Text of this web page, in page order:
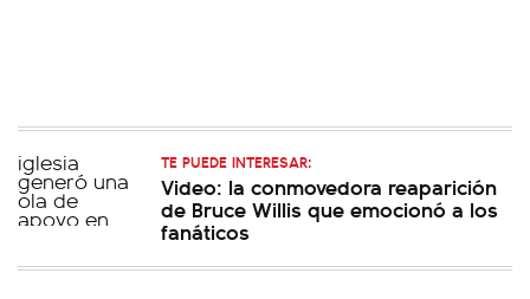
TE PUEDE INTERESAR:
Video: la conmovedora reaparición
de Bruce Willis que emocionó a los
fanáticos